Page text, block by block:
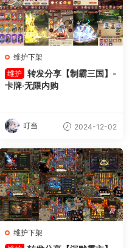
维护下架
维护 转发分享【制霸三国】-
卡牌·无限内购
叮当 2024-12-02
维护下架